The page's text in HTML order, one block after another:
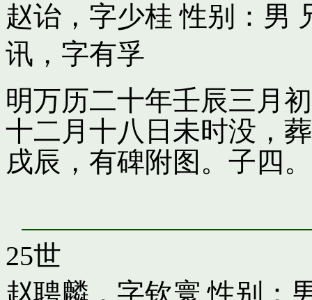
赵诒，字少桂 性别：男
讯，字有孚
明万历二十年壬辰三月
十二月十八日未时没，
戌辰，有碑附图。子四。
25世
赵聘麟，字钦寰 性别：